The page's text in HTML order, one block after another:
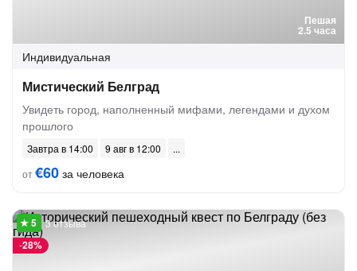
Пешая
2.5 часа
Индивидуальная
Мистический Белград
Увидеть город, наполненный мифами, легендами и духом
прошлого
Завтра в 14:00
9 авг в 12:00
от€60 за человека
-28%
3 отзыва